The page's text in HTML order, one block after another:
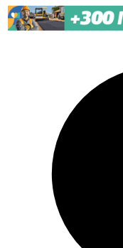
Pular para o conteúdo